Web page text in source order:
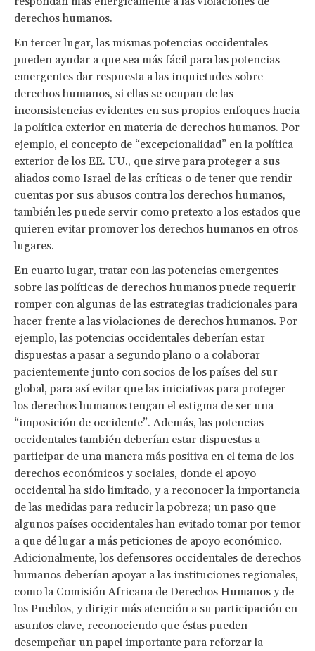
derechos humanos.
En tercer lugar, las mismas potencias occidentales
pueden ayudar a que sea más fácil para las potencias
emergentes dar respuesta a las inquietudes sobre
derechos humanos, si ellas se ocupan de las
inconsistencias evidentes en sus propios enfoques hacia
la política exterior en materia de derechos humanos. Por
ejemplo, el concepto de “excepcionalidad” en la política
exterior de los EE. UU., que sirve para proteger a sus
aliados como Israel de las críticas o de tener que rendir
cuentas por sus abusos contra los derechos humanos,
también les puede servir como pretexto a los estados que
quieren evitar promover los derechos humanos en otros
lugares.
En cuarto lugar, tratar con las potencias emergentes
sobre las políticas de derechos humanos puede requerir
romper con algunas de las estrategias tradicionales para
hacer frente a las violaciones de derechos humanos. Por
ejemplo, las potencias occidentales deberían estar
dispuestas a pasar a segundo plano o a colaborar
pacientemente junto con socios de los países del sur
global, para así evitar que las iniciativas para proteger
los derechos humanos tengan el estigma de ser una
“imposición de occidente”. Además, las potencias
occidentales también deberían estar dispuestas a
participar de una manera más positiva en el tema de los
derechos económicos y sociales, donde el apoyo
occidental ha sido limitado, y a reconocer la importancia
de las medidas para reducir la pobreza; un paso que
algunos países occidentales han evitado tomar por temor
a que dé lugar a más peticiones de apoyo económico.
Adicionalmente, los defensores occidentales de derechos
humanos deberían apoyar a las instituciones regionales,
como la Comisión Africana de Derechos Humanos y de
los Pueblos, y dirigir más atención a su participación en
asuntos clave, reconociendo que éstas pueden
desempeñar un papel importante para reforzar la